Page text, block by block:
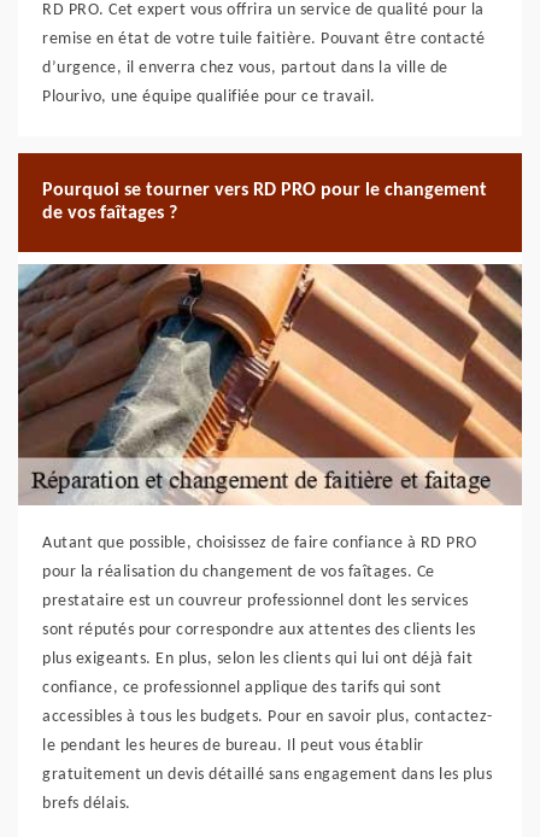
RD PRO. Cet expert vous offrira un service de qualité pour la
remise en état de votre tuile faitière. Pouvant être contacté
d’urgence, il enverra chez vous, partout dans la ville de
Plourivo, une équipe qualifiée pour ce travail.
Pourquoi se tourner vers RD PRO pour le changement
de vos faîtages ?
Autant que possible, choisissez de faire confiance à RD PRO
pour la réalisation du changement de vos faîtages. Ce
prestataire est un couvreur professionnel dont les services
sont réputés pour correspondre aux attentes des clients les
plus exigeants. En plus, selon les clients qui lui ont déjà fait
confiance, ce professionnel applique des tarifs qui sont
accessibles à tous les budgets. Pour en savoir plus, contactez-
le pendant les heures de bureau. Il peut vous établir
gratuitement un devis détaillé sans engagement dans les plus
brefs délais.